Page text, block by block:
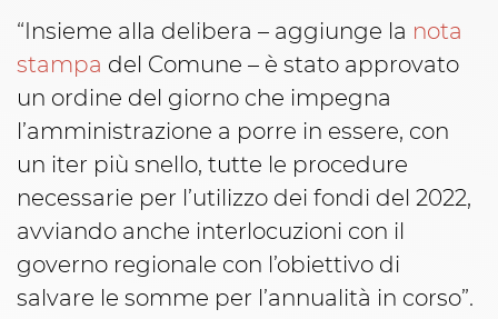
“Insieme alla delibera – aggiunge la nota
stampa del Comune – è stato approvato
un ordine del giorno che impegna
l’amministrazione a porre in essere, con
un iter più snello, tutte le procedure
necessarie per l’utilizzo dei fondi del 2022,
avviando anche interlocuzioni con il
governo regionale con l’obiettivo di
salvare le somme per l’annualità in corso”.